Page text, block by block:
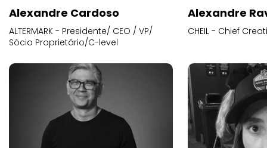
Alexandre Cardoso
ALTERMARK - Presidente/ CEO / VP/
Sócio Proprietário/C-level
Alexandre
CHEIL - Chief